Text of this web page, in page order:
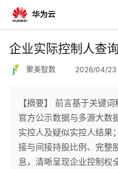
返
个
企业实际控制人查
聚美智数 2026/04/23
【摘要】 前言基于关键
官方公示数据与多源大数
实控人及疑似实控人结果
接与间接持股比例、完整
息，清晰呈现企业控制权